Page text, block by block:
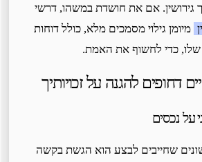
גירושין. אם את חושדת במשהו, דרשי
מיומן גילוי מסמכים מלא, כולל דוחות
כדי לחשוף את האמת.
דחופים להגנה על זכויותיך
על נכסים
שחייבים לבצע הוא הגשת בקשה